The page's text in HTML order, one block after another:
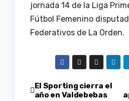
jornada 14 de la Liga
Fútbol Femenino
Federativos de La Orden.
Navegación
El Sporting cierra el
año en Valdebebas